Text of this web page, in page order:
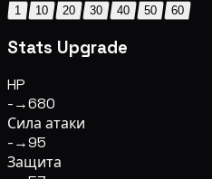
1 10 20 30 40 50 60
Stats Upgrade
HP
-→680
Сила атаки
-→95
Защита